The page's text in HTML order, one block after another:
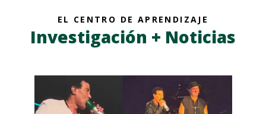
EL CENTRO DE APRENDIZAJE
Investigación + Noticias